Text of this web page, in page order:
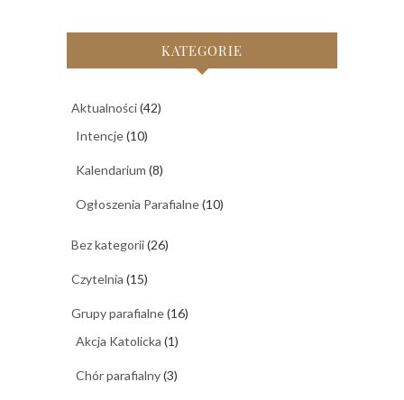
KATEGORIE
Aktualności(42)
Intencje(10)
Kalendarium (8)
Ogłoszenia Parafialne(10)
Bez kategorii(26)
Czytelnia (15)
Grupy parafialne(16)
Akcja Katolicka (1)
Chór parafialny(3)